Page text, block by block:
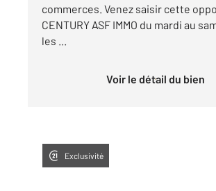
commerces. Venez saisir cette
CENTURY ASF IMMO du mardi au
les ...
Voir le détail du bien
Exclusivité